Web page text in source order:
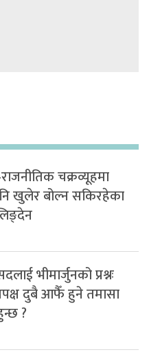
चक्रव्यूहमा
खुलेर बोल्न सकिरहेका
भीमार्जुनको प्रश्नः
दुबै आफैँ हुने तमासा
?